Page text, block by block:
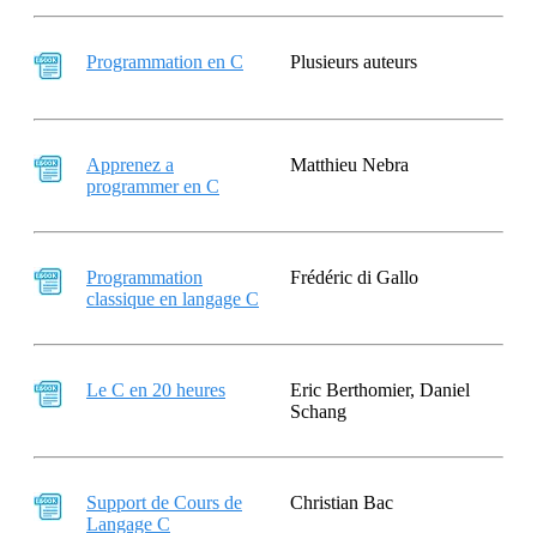
Programmation en C Plusieurs auteurs
Apprenez a
programmer en C
Matthieu Nebra
Programmation
classique en langage C
Frédéric di Gallo
Le C en 20 heures
Eric Berthomier, Daniel
Schang
Support de Cours de
Langage C
Christian Bac